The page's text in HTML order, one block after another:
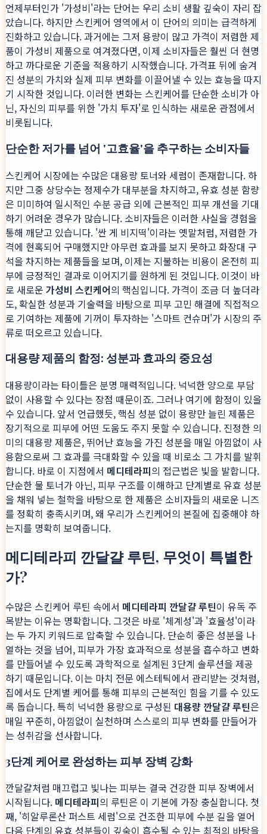
언제부터인가 '가성비'라는 단어는 우리 소비 생활 깊숙이 자리 잡
았습니다. 하지만 스킨케어 영역에서 이 단어의 의미는 급격하게
진화하고 있습니다. 과거에는 그저 용량이 많고 가격이 저렴한 제
품이 가성비 제품으로 여겨졌다면, 이제 소비자들은 훨씬 더 현명
하고 까다로운 기준을 적용하기 시작했습니다. 가격표 뒤에 숨겨
진 성분의 가치와 실제 피부 변화를 이끌어낼 수 있는 효능을 따지
기 시작한 것입니다. 이러한 변화는 스킨케어를 단순한 소비가 아
닌, 자신의 피부를 위한 '가치 투자'로 인식하는 새로운 관점에서
비롯됩니다.
단순한 저가를 넘어 '고효율'을 추구하는 소비자들
스킨케어 시장에는 수많은 대용량 토너와 세럼이 존재합니다. 하
지만 그중 상당수는 정제수가 대부분을 차지하고, 유효 성분 함량
은 미미하여 일시적인 수분 공급 외에 근본적인 피부 개선을 기대
하기 어려운 경우가 많습니다. 소비자들은 이러한 사실을 경험을
통해 깨닫고 있습니다. '싼 게 비지떡'이라는 옛말처럼, 저렴한 가
격에 현혹되어 구매했지만 아무런 효과를 보지 못하고 화장대 구
석을 차지하는 제품들을 보며, 이제는 지불하는 비용이 온전히 피
부에 긍정적인 결과로 이어지기를 원하게 된 것입니다. 이것이 바
로 새로운 가성비 스킨케어의 핵심입니다. 가격이 조금 더 높더라
도, 확실한 성분과 기술력을 바탕으로 피부 고민 해결에 직접적으
로 기여하는 제품에 기꺼이 투자하는 '스마트 컨슈머'가 시장의 주
류로 떠오르고 있습니다.
대용량 제품의 함정: 성분과 효과의 중요성
대용량이라는 타이틀은 분명 매력적입니다. 넉넉한 양으로 부담
없이 사용할 수 있다는 장점 때문이죠. 그러나 여기에 함정이 있을
수 있습니다. 앞서 언급했듯, 핵심 성분 없이 용량만 늘린 제품은
장기적으로 피부에 어떤 도움도 주지 못할 수 있습니다. 진정한 의
미의 대용량 제품은, 뛰어난 효능을 가진 성분을 매일 아낌없이 사
용함으로써 그 효과를 극대화할 수 있을 때 비로소 그 가치를 발휘
합니다. 바로 이 지점에서 메디테라피의 접근법은 빛을 발합니다.
단순한 물 토너가 아닌, 피부 구조를 이해하고 단계별로 유효 성분
을 채워 넣는 철학을 바탕으로 한 제품은 소비자들의 새로운 니즈
를 정확히 충족시키며, 왜 우리가 스킨케어의 본질에 집중해야 하
는지를 명확히 보여줍니다.
메디테라피 깐달걀 루틴, 무엇이 특별한
가?
수많은 스킨케어 루틴 속에서 메디테라피 깐달걀 루틴이 유독 주
목받는 이유는 명확합니다. 그것은 바로 '체계성'과 '효율성'이라
는 두 가지 키워드로 압축할 수 있습니다. 단순히 좋은 성분을 나
열하는 것을 넘어, 피부가 가장 효과적으로 성분을 흡수하고 변화
를 만들어낼 수 있도록 과학적으로 설계된 3단계 솔루션을 제공
하기 때문입니다. 이는 마치 전문 에스테틱에서 관리받는 것처럼,
집에서도 단계별 케어를 통해 피부의 근본적인 힘을 기를 수 있도
록 돕습니다. 특히 넉넉한 용량으로 구성된 대용량 깐달걀 루틴은
매일 꾸준히, 아낌없이 실천하며 스스로의 피부 변화를 만들어가
는 성취감을 선사합니다.
3단계 케어로 완성하는 피부 장벽 강화
깐달걀처럼 매끄럽고 빛나는 피부는 결국 건강한 피부 장벽에서
시작됩니다. 메디테라피의 루틴은 이 기본에 가장 충실합니다. 첫
째, '히알루론산 퍼스트 세럼'으로 건조한 피부에 수분 길을 열어
다음 단계의 유효 성분들이 깊숙이 흡수될 수 있는 최적의 바탕을